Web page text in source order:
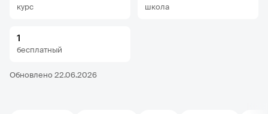
курс школа
1
бесплатный
Обновлено 22.06.2026